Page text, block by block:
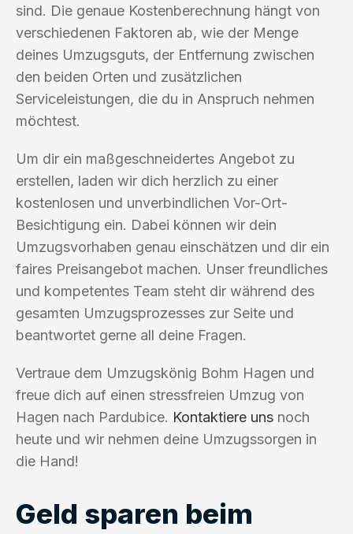
sind. Die genaue Kostenberechnung hängt von
verschiedenen Faktoren ab, wie der Menge
deines Umzugsguts, der Entfernung zwischen
den beiden Orten und zusätzlichen
Serviceleistungen, die du in Anspruch nehmen
möchtest.
Um dir ein maßgeschneidertes Angebot zu
erstellen, laden wir dich herzlich zu einer
kostenlosen und unverbindlichen Vor-Ort-
Besichtigung ein. Dabei können wir dein
Umzugsvorhaben genau einschätzen und dir ein
faires Preisangebot machen. Unser freundliches
und kompetentes Team steht dir während des
gesamten Umzugsprozesses zur Seite und
beantwortet gerne all deine Fragen.
Vertraue dem Umzugskönig Bohm Hagen und
freue dich auf einen stressfreien Umzug von
Hagen nach Pardubice. Kontaktiere uns noch
heute und wir nehmen deine Umzugssorgen in
die Hand!
Geld sparen beim